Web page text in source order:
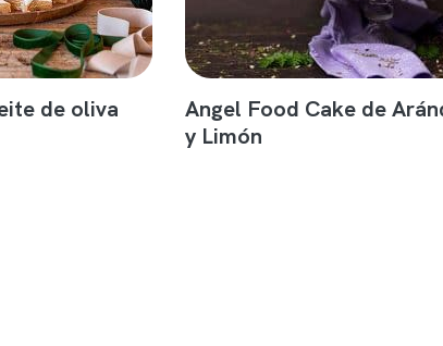
de oliva
Angel Food Cake de
y Limón